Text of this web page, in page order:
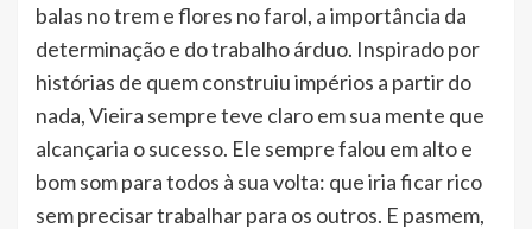
balas no trem e flores no farol, a importância da
determinação e do trabalho árduo. Inspirado por
histórias de quem construiu impérios a partir do
nada, Vieira sempre teve claro em sua mente que
alcançaria o sucesso. Ele sempre falou em alto e
bom som para todos à sua volta: que iria ficar rico
sem precisar trabalhar para os outros. E pasmem,